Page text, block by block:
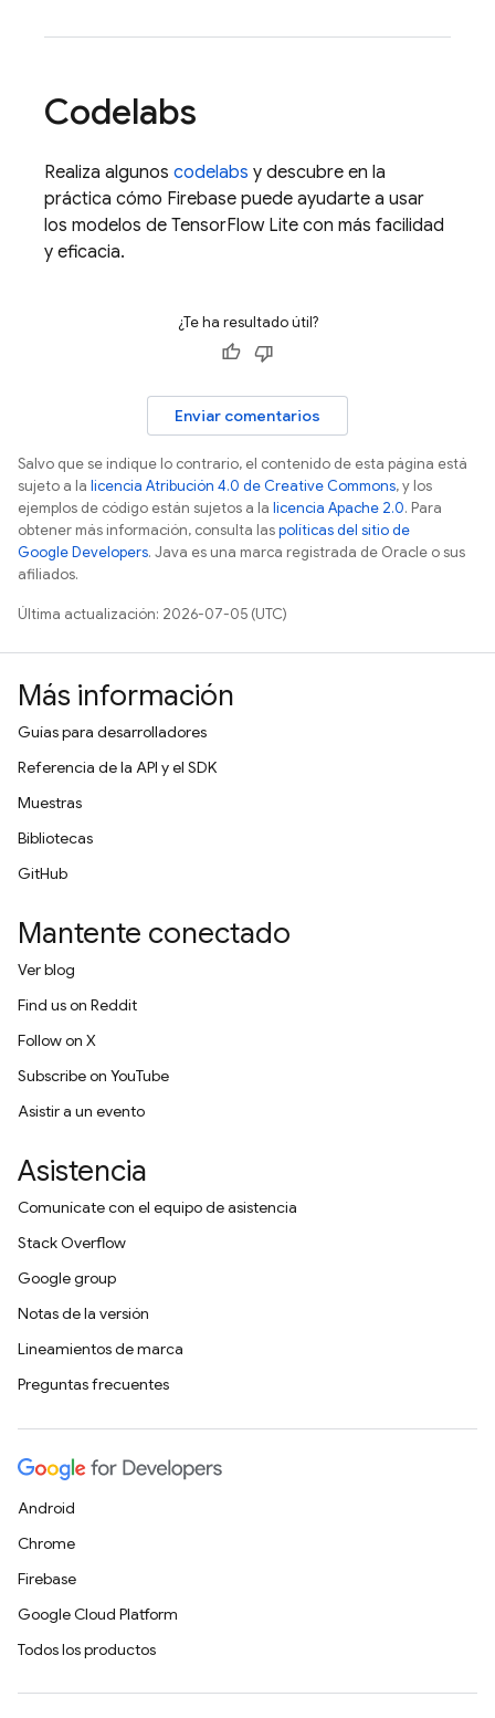
Codelabs
Realiza algunos codelabs y descubre en la
práctica cómo Firebase puede ayudarte a usar
los modelos de TensorFlow Lite con más facilidad
y eficacia.
¿Te ha resultado útil?
Enviar comentarios
Salvo que se indique lo contrario, el contenido de esta página está
sujeto a la licencia Atribución 4.0 de Creative Commons, y los
ejemplos de código están sujetos a la licencia Apache 2.0. Para
obtener más información, consulta laspolíticas del sitio de
Google Developers. Java es una marca registrada de Oracle o sus
afiliados.
Última actualización: 2026-07-05 (UTC)
Más información
Guías para desarrolladores
Referencia de la API y el SDK
Muestras
Bibliotecas
GitHub
Mantente conectado
Ver blog
Find us on Reddit
Follow on X
Subscribe on YouTube
Asistir a un evento
Asistencia
Comunícate con el equipo de asistencia
Stack Overflow
Google group
Notas de la versión
Lineamientos de marca
Preguntas frecuentes
Android
Chrome
Firebase
Google Cloud Platform
Todos los productos